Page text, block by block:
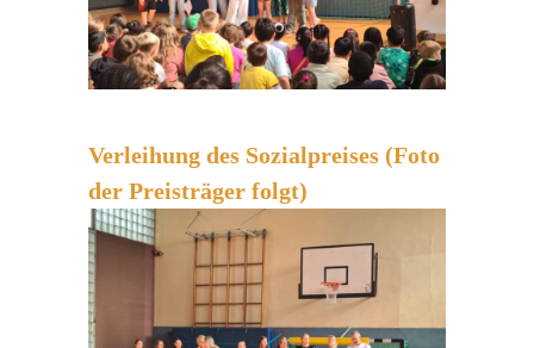
Verleihung des Sozialpreises (Foto
der Preisträger folgt)